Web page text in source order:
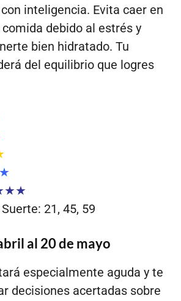
inteligencia. Evita caer en
debido al estrés y
bien hidratado. Tu
del equilibrio que logres
21, 45, 59
al 20 de mayo
especialmente aguda y te
decisiones acertadas sobre